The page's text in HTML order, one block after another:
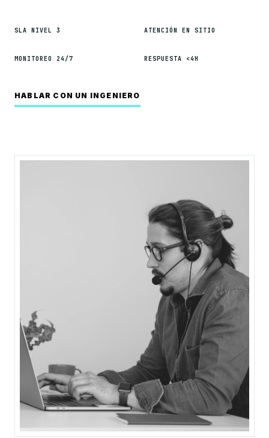
SLA NIVEL 3 ATENCIÓN EN SITIO
MONITOREO 24/7 RESPUESTA <4H
HABLAR CON UN INGENIERO